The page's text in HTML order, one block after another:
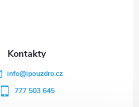
info@ipouzdro.cz
777 503 645